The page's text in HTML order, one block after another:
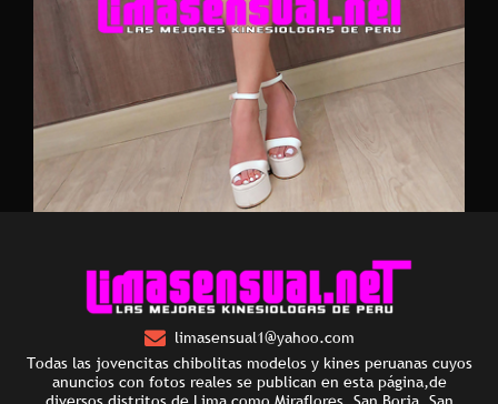
limasensual1@yahoo.com
Todas las jovencitas chibolitas modelos y kines peruanas cuyos
anuncios con fotos reales se publican en esta página,de